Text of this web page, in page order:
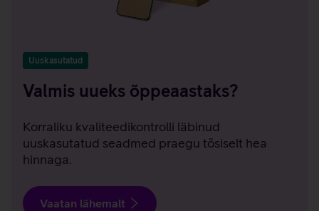
Uuskasutatud
Valmis uueks õppeaastaks?
Korraliku kvaliteedikontrolli läbinud
uuskasutatud seadmed praegu tõsiselt hea
hinnaga.
Vaatan lähemalt